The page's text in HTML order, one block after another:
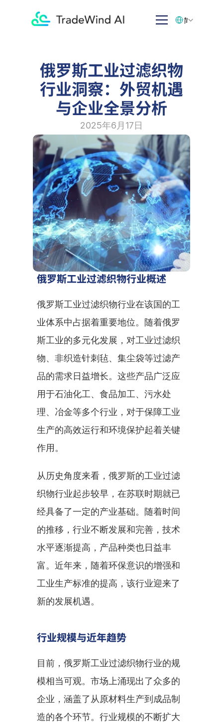
俄罗斯工业过滤织物
行业洞察：外贸机遇
与企业全景分析
2025年6月17日
俄罗斯工业过滤织物行业概述
俄罗斯工业过滤织物行业在该国的工
业体系中占据着重要地位。随着俄罗
斯工业的多元化发展，对工业过滤织
物、非织造针刺毡、集尘袋等过滤产
品的需求日益增长。这些产品广泛应
用于石油化工、食品加工、污水处
理、冶金等多个行业，对于保障工业
生产的高效运行和环境保护起着关键
作用。
从历史角度来看，俄罗斯的工业过滤
织物行业起步较早，在苏联时期就已
经具备了一定的产业基础。随着时间
的推移，行业不断发展和完善，技术
水平逐渐提高，产品种类也日益丰
富。近年来，随着环保意识的增强和
工业生产标准的提高，该行业迎来了
新的发展机遇。
行业规模与近年趋势
目前，俄罗斯工业过滤织物行业的规
模相当可观。市场上涌现出了众多的
企业，涵盖了从原材料生产到成品制
造的各个环节。行业规模的不断扩大
简体中文